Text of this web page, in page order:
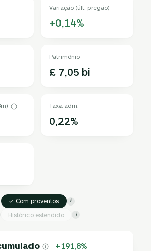
Variação (últ. pregão)
+0,14%
Patrimônio
£ 7,05 bi
Taxa adm.
0,22%
✓ Com proventos i
Histórico estendido i
+191,8%